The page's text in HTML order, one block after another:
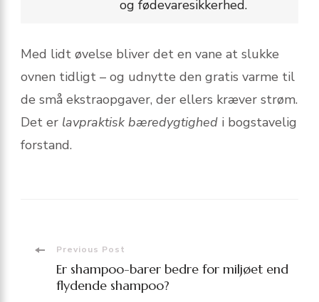
og fødevaresikkerhed.
Med lidt øvelse bliver det en vane at slukke
ovnen tidligt – og udnytte den gratis varme til
de små ekstraopgaver, der ellers kræver strøm.
Det er lavpraktisk bæredygtighed i bogstavelig
forstand.
PostPrevious Post
Er shampoo-barer bedre for miljøet end
flydende shampoo?